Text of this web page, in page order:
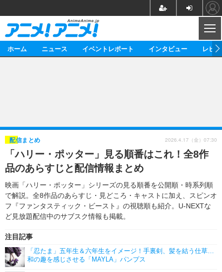
ゲーム グッズ
イベント
海外イベント ビジネス
俳優・タレント アーティスト
ビジネス
アニメ 実写
書評
ゲーム 座談会
動画
アニメ！アニメ！TV ABEMA Cafe
ホーム ニュース イベントレポート インタビュー レビ
「ハリー・ポッター」見る順番はこれ！全8作
品のあらすじと配信情報まとめ
映画「ハリー・ポッター」シリーズの見る順番を公開順・時系列順
で解説。全8作品のあらすじ・見どころ・キャストに加え、スピンオ
フ『ファンタスティック・ビースト』の視聴順も紹介。U-NEXTな
ど見放題配信中のサブスク情報も掲載。
配信まとめ
注目記事
「忍たま」五年生＆六年生をイメージ！手裏剣、髪を結う仕草…
和の趣を感じさせる「MAYLA」パンプス
2026.4.17（金）07:30